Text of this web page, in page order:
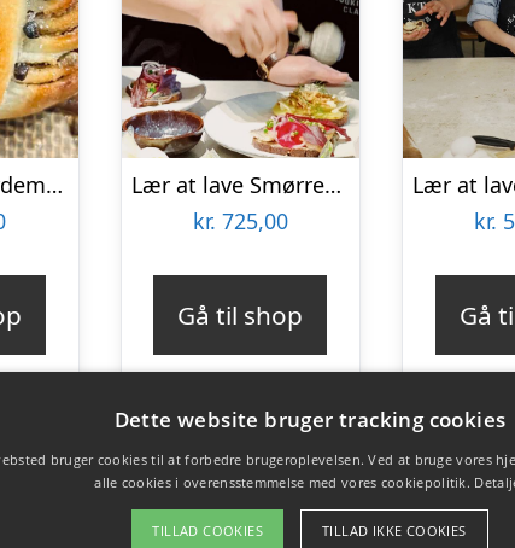
Lær at lave kardemommesnurrer hos CPH Cooking Class
Lær at lave Smørrebrød hos CPH Cooking Class
kr. 725,00
Gå til shop
kr.
Gå
Dette website bruger tracking cookies
bruger cookies til at forbedre brugeroplevelsen. Ved at bruge vores
alle cookies i overensstemmelse med vores cookiepolitik.
TILLAD COOKIES TILLAD IKKE COOKIES